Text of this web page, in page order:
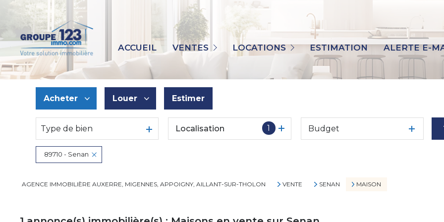
ACCUEIL VENTES
MAISONS
APPARTEMENTS
IMMEUBLES
IMMO PRO
LOCATIONS
TOUS
MAISONS
APPARTEMENTS
ESTIMATION ALERTE E-
Acheter
De l'ancien
Louer
à l'année
Estimer
Type de bien 1
Localisation Budget
89710 - Senan
AGENCE IMMOBILIÈRE AUXERRE, MIGENNES, APPOIGNY, AILLANT-SUR-THOLON VENTE SENAN MAISON